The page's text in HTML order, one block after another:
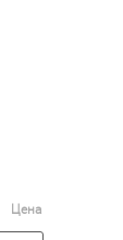
Цена